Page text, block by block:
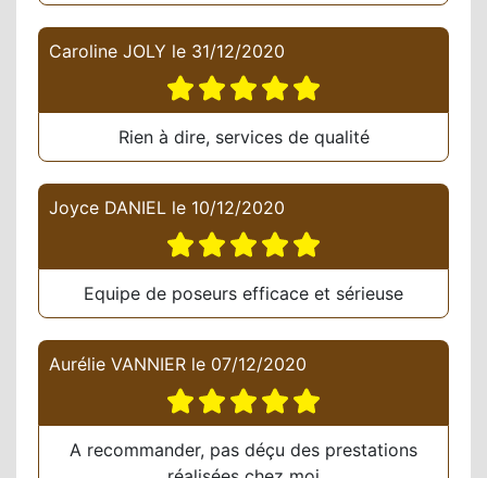
Caroline JOLY le 31/12/2020
Rien à dire, services de qualité
Joyce DANIEL le 10/12/2020
Equipe de poseurs efficace et sérieuse
Aurélie VANNIER le 07/12/2020
A recommander, pas déçu des prestations